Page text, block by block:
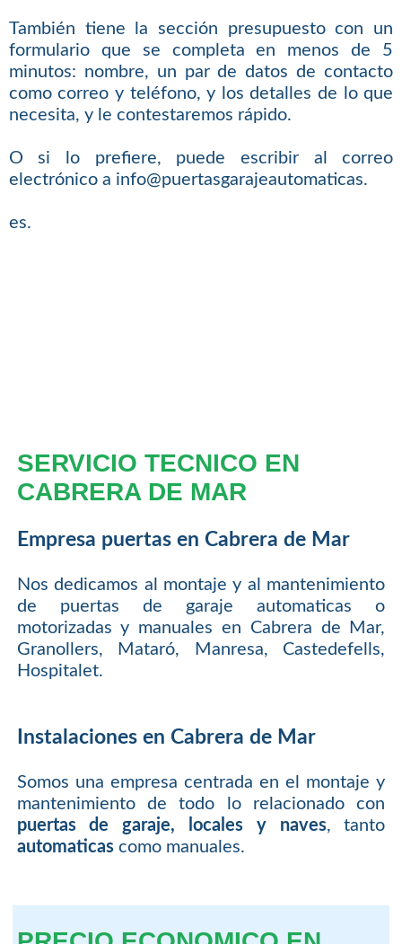
También tiene la sección presupuesto con un
formulario que se completa en menos de 5
minutos: nombre, un par de datos de contacto
como correo y teléfono, y los detalles de lo que
necesita, y le contestaremos rápido.
O si lo prefiere, puede escribir al correo
electrónico a info@puertasgarajeautomaticas.
es.
SERVICIO TECNICO EN
CABRERA DE MAR
Empresa puertas en Cabrera de Mar
Nos dedicamos al montaje y al mantenimiento
de puertas de garaje automaticas o
motorizadas y manuales en Cabrera de Mar,
Granollers, Mataró, Manresa, Castedefells,
Hospitalet.
Instalaciones en Cabrera de Mar
Somos una empresa centrada en el montaje y
mantenimiento de todo lo relacionado con
puertas de garaje, locales y naves, tanto
automaticascomo manuales.